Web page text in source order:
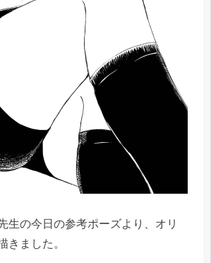
生の今日の参考ポーズより、オリ
きました。